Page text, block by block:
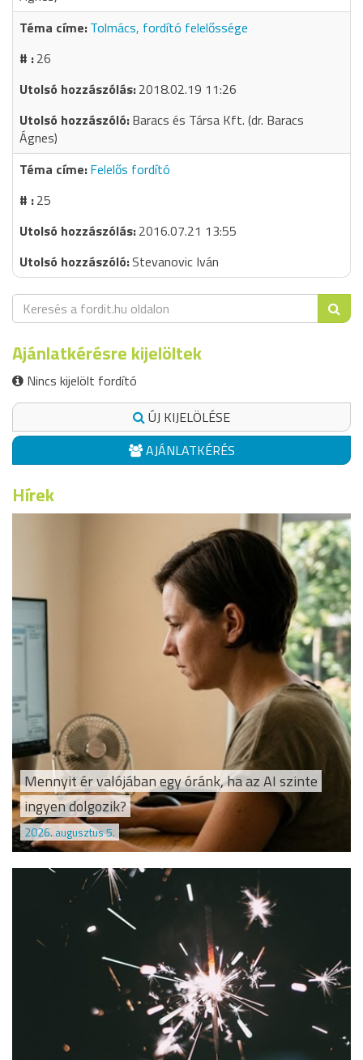
Tolmács, fordító felelőssége
26
2018.02.19 11:26
Baracs és Társa Kft. (dr. Baracs
Ágnes)
Felelős fordító
25
2016.07.21 13:55
Stevanovic Iván
Ajánlatkérésre kijelöltek
Nincs kijelölt fordító
ÚJ KIJELÖLÉSE
AJÁNLATKÉRÉS
Hírek
Mennyit ér valójában egy óránk, ha az AI szinte
ingyen dolgozik?
2026. augusztus 5.